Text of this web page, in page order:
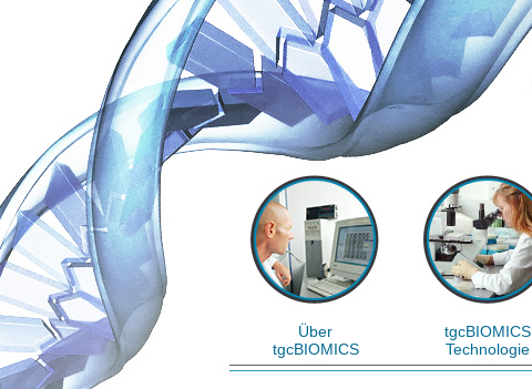
Über
tgcBIOMICS
tgcBIOMICS
Technologie